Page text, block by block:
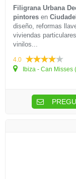
Filigrana Urbana
pintores en
diseño, reformas
viviendas
vinilos...
4.0
Ibiza - Can